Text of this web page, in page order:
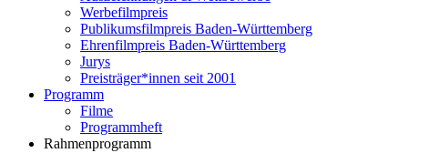
Werbefilmpreis
Publikumsfilmpreis Baden-Württemberg
Ehrenfilmpreis Baden-Württemberg
Jurys
Preisträger*innen seit 2001
Programm
Filme
Programmheft
Rahmenprogramm